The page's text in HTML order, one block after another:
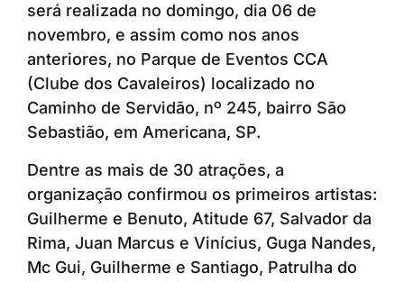
será realizada no domingo, dia 06 de
novembro, e assim como nos anos
anteriores, no Parque de Eventos CCA
(Clube dos Cavaleiros) localizado no
Caminho de Servidão, nº 245, bairro São
Sebastião, em Americana, SP.
Dentre as mais de 30 atrações, a
organização confirmou os primeiros artistas:
Guilherme e Benuto, Atitude 67, Salvador da
Rima, Juan Marcus e Vinícius, Guga Nandes,
Mc Gui, Guilherme e Santiago, Patrulha do